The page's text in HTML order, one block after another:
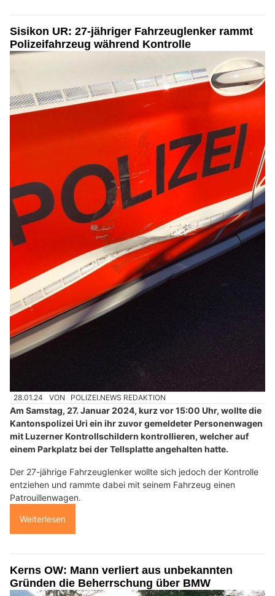
Sisikon UR: 27-jähriger Fahrzeuglenker rammt
Polizeifahrzeug während Kontrolle
28.01.24 VON POLIZEI.NEWS REDAKTION
Am Samstag, 27. Januar 2024, kurz vor 15:00 Uhr, wollte die
Kantonspolizei Uri ein ihr zuvor gemeldeter Personenwagen
mit Luzerner Kontrollschildern kontrollieren, welcher auf
einem Parkplatz bei der Tellsplatte angehalten hatte.
Der 27-jährige Fahrzeuglenker wollte sich jedoch der Kontrolle
entziehen und rammte dabei mit seinem Fahrzeug einen
Patrouillenwagen.
Weiterlesen
Kerns OW: Mann verliert aus unbekannten
Gründen die Beherrschung über BMW